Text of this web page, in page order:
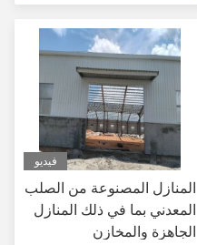
للمستودعات/ورش العمل/
التخزين/تركيب الحظائر
فيديو
المنازل المصنوعة من الصلب
المعدني بما في ذلك المنازل
الجاهزة والمخازن